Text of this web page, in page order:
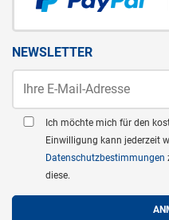
NEWSLETTER
Ich möchte mich für den
Einwilligung kann jederzeit
Datenschutzbestimmungen
diese.